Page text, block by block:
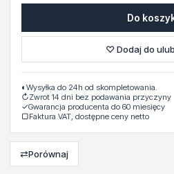
Do
♡ Dodaj do
◐ Wysyłka do 24h od skompletowania.
↻Zwrot 14 dni bez podawania przyczyny
✓Gwarancja producenta do 60 miesięcy
▢Faktura VAT, dostępne ceny netto
⇄Porównaj